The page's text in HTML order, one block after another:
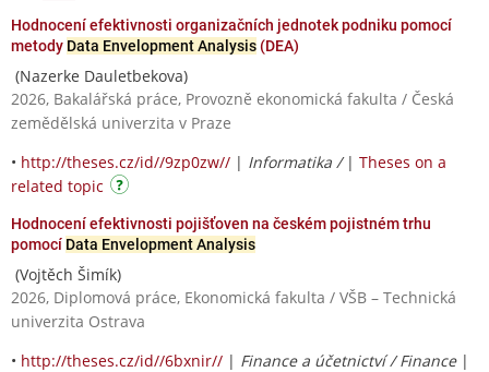
Hodnocení efektivnosti organizačních jednotek podniku pomocí
metody Data Envelopment Analysis (DEA)
(Nazerke Dauletbekova)
2026, Bakalářská práce, Provozně ekonomická fakulta / Česká
zemědělská univerzita v Praze
• http://theses.cz/id//9zp0zw// | Informatika / | Theses on a
related topic
Hodnocení efektivnosti pojišťoven na českém pojistném trhu
pomocí Data Envelopment Analysis
(Vojtěch Šimík)
2026, Diplomová práce, Ekonomická fakulta / VŠB – Technická
univerzita Ostrava
• http://theses.cz/id//6bxnir// | Finance a účetnictví / Finance|